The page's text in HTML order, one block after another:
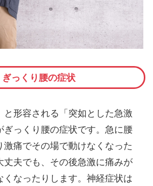
ぎっくり腰の症状
と形容される「突如とした急激
ぎっくり腰の症状です。急に腰
激痛でその場で動けなくなった
丈夫でも、その後急激に痛みが
くなったりします。神経症状は